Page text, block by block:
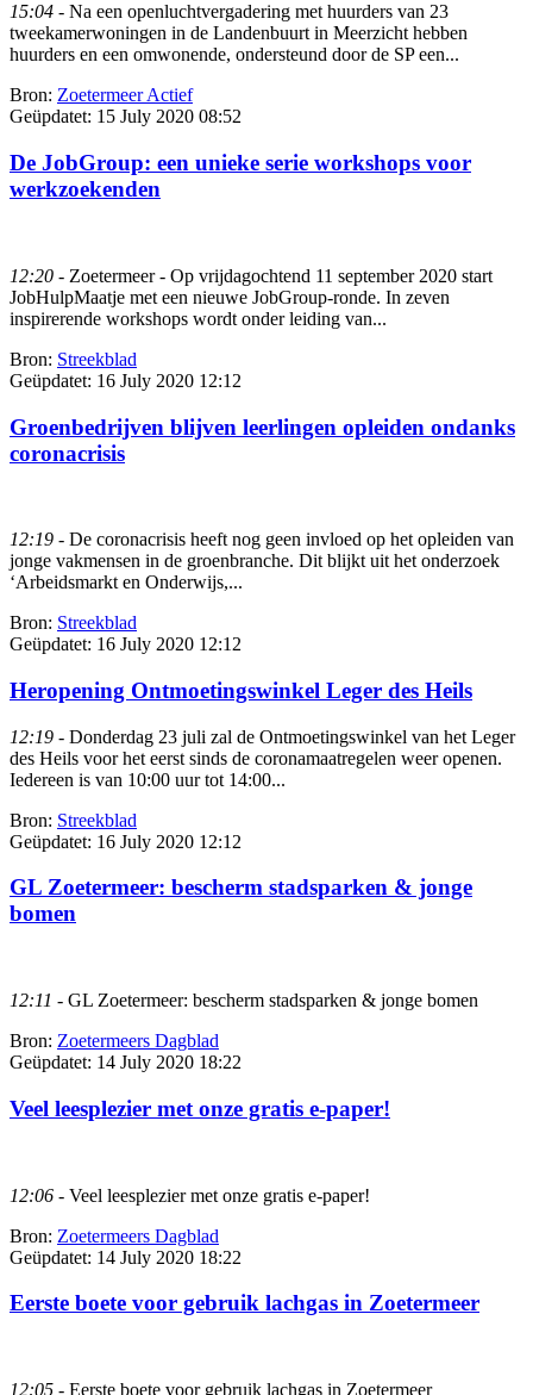
15:04 - Na een openluchtvergadering met huurders van 23
tweekamerwoningen in de Landenbuurt in Meerzicht hebben
huurders en een omwonende, ondersteund door de SP een...
Bron: Zoetermeer Actief
Geüpdatet: 15 July 2020 08:52
De JobGroup: een unieke serie workshops voor
werkzoekenden
12:20 - Zoetermeer - Op vrijdagochtend 11 september 2020 start
JobHulpMaatje met een nieuwe JobGroup-ronde. In zeven
inspirerende workshops wordt onder leiding van...
Bron: Streekblad
Geüpdatet: 16 July 2020 12:12
Groenbedrijven blijven leerlingen opleiden ondanks
coronacrisis
12:19 - De coronacrisis heeft nog geen invloed op het opleiden van
jonge vakmensen in de groenbranche. Dit blijkt uit het onderzoek
‘Arbeidsmarkt en Onderwijs,...
Bron: Streekblad
Geüpdatet: 16 July 2020 12:12
Heropening Ontmoetingswinkel Leger des Heils
12:19 - Donderdag 23 juli zal de Ontmoetingswinkel van het Leger
des Heils voor het eerst sinds de coronamaatregelen weer openen.
Iedereen is van 10:00 uur tot 14:00...
Bron: Streekblad
Geüpdatet: 16 July 2020 12:12
GL Zoetermeer: bescherm stadsparken & jonge
bomen
12:11 - GL Zoetermeer: bescherm stadsparken & jonge bomen
Bron: Zoetermeers Dagblad
Geüpdatet: 14 July 2020 18:22
Veel leesplezier met onze gratis e-paper!
12:06 - Veel leesplezier met onze gratis e-paper!
Bron: Zoetermeers Dagblad
Geüpdatet: 14 July 2020 18:22
Eerste boete voor gebruik lachgas in Zoetermeer
12:05 - Eerste boete voor gebruik lachgas in Zoetermeer